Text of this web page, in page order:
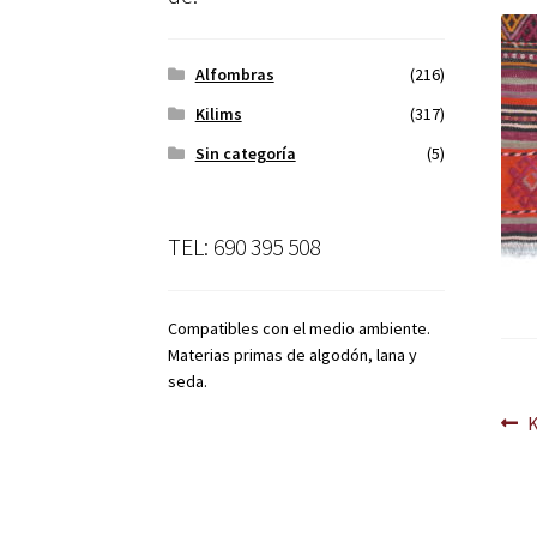
Alfombras
(216)
Kilims
(317)
Sin categoría
(5)
TEL: 690 395 508
Compatibles con el medio ambiente.
Materias primas de algodón, lana y
seda.